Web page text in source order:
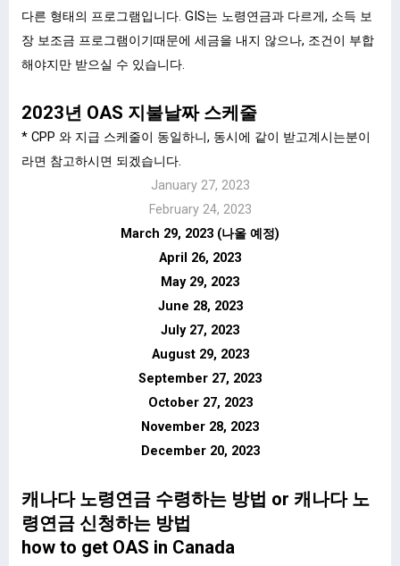
다른 형태의 프로그램입니다. GIS는 노령연금과 다르게, 소득 보
장 보조금 프로그램이기때문에 세금을 내지 않으나, 조건이 부합
해야지만 받으실 수 있습니다.
2023년 OAS 지불날짜 스케줄
* CPP 와 지급 스케줄이 동일하니, 동시에 같이 받고계시는분이
라면 참고하시면 되겠습니다.
January 27, 2023
February 24, 2023
March 29, 2023 (나올 예정)
April 26, 2023
May 29, 2023
June 28, 2023
July 27, 2023
August 29, 2023
September 27, 2023
October 27, 2023
November 28, 2023
December 20, 2023
캐나다 노령연금 수령하는 방법 or 캐나다 노
령연금 신청하는 방법
how to get OAS in Canada